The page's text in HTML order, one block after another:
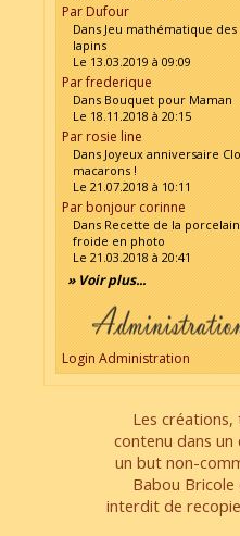
Par Dufour
Dans Jeu mathématique des
lapins
Le 13.03.2019 à 09:09
Par frederique
Dans Bouquet pour Maman
Le 18.11.2018 à 20:15
Par rosie line
Dans Joyeux anniversaire
macarons !
Le 21.07.2018 à 10:11
Par bonjour corinne
Dans Recette de la
froide en photo
Le 21.03.2018 à 20:41
» Voir plus...
Login Administration
Les
contenu dans
un but non-
Babou
interdit de